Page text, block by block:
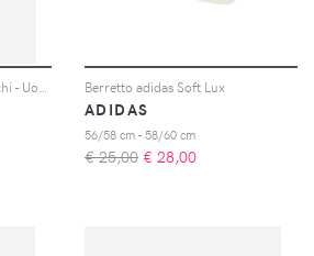
Berretto adidas Soft Lux
ADIDAS
56/58 cm - 58/60 cm
€ 25,00 € 28,00